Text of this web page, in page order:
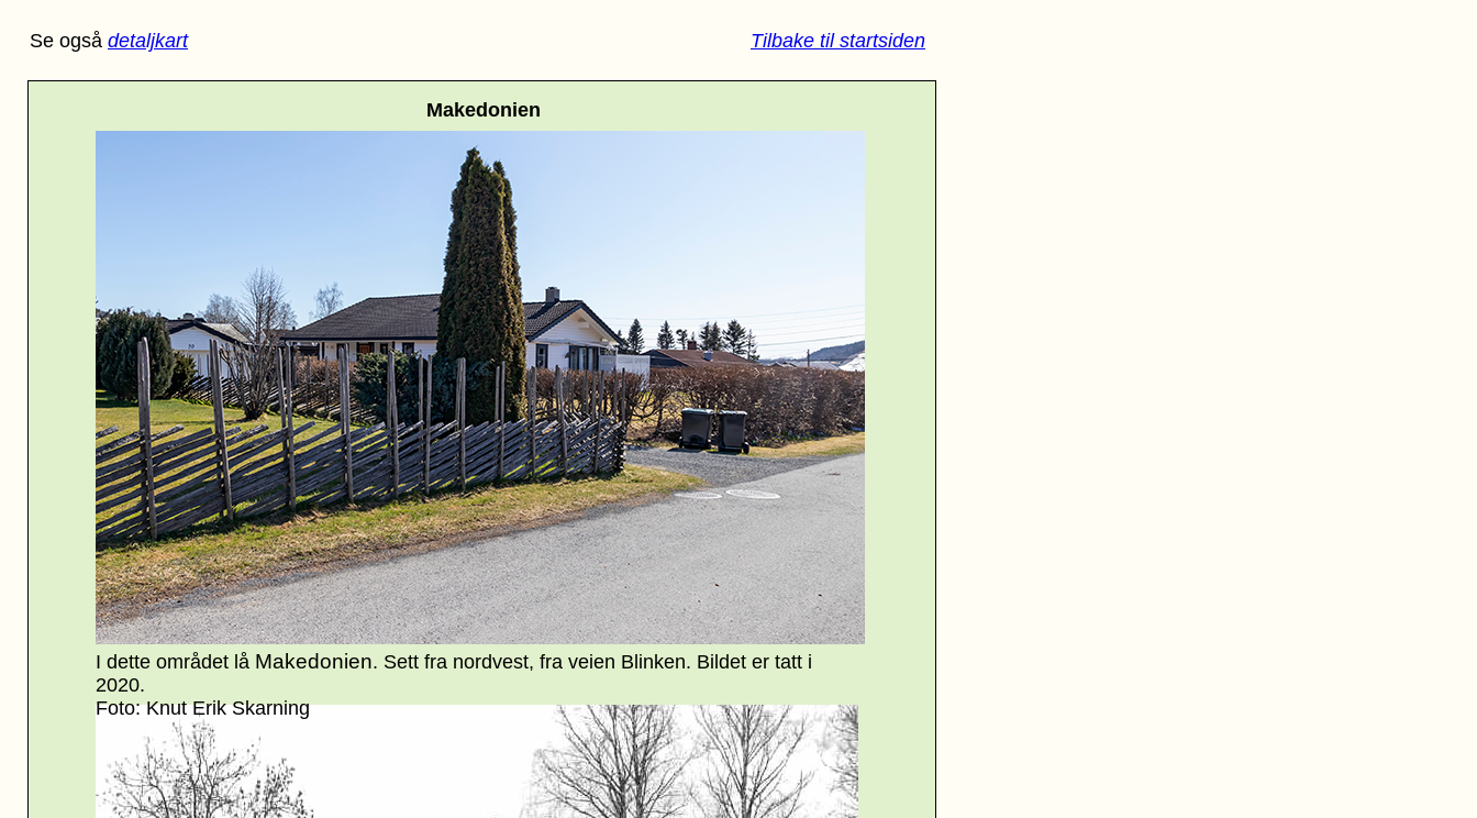
Tilbake til startsiden
Se også detaljkart
Makedonien
I dette området lå Makedonien. Sett fra nordvest, fra veien Blinken. Bildet er tatt i
2020.
Foto: Knut Erik Skarning